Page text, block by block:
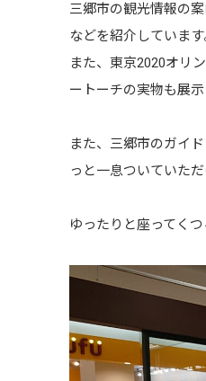
三郷市の観光情報の
などを紹介しています
また、東京2020オリ
ートーチの実物も展
また、三郷市のガイ
っと一息ついていた
ゆったりと座ってくつ